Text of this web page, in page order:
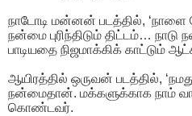
நாடோடி மன்னன் படத்தில், ‘நாளை
நன்மை புரிந்திடும் திட்டம்… நாடு
பாடியதை நிஜமாக்கிக் காட்டும்
ஆயிரத்தில் ஒருவன் படத்தில்,
நன்மைதான். மக்களுக்காக நாம்
கொண்டவர்.